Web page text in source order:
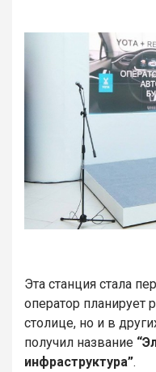
Эта станция стала
оператор планирует
столице, но и в
получил название
инфраструктура”.